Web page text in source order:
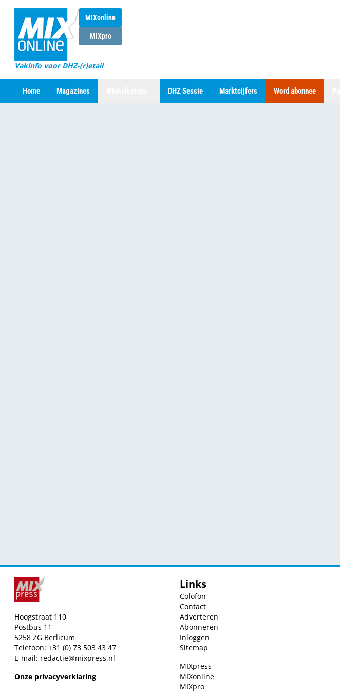
MIXonline
MIXpro
Vakinfo voor DHZ-(r)etail
Home Magazines DHZ Sessie Marktcijfers Word abonnee
Hoogstraat 110
Postbus 11
5258 ZG Berlicum
Telefoon: +31 (0) 73 503 43 47
E-mail: redactie@mixpress.nl
Onze privacyverklaring
Links
Colofon
Contact
Adverteren
Abonneren
Inloggen
Sitemap
MIXpress
MIXonline
MIXpro